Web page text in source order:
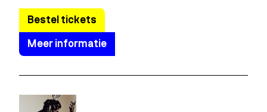
Bestel tickets
Meer informatie